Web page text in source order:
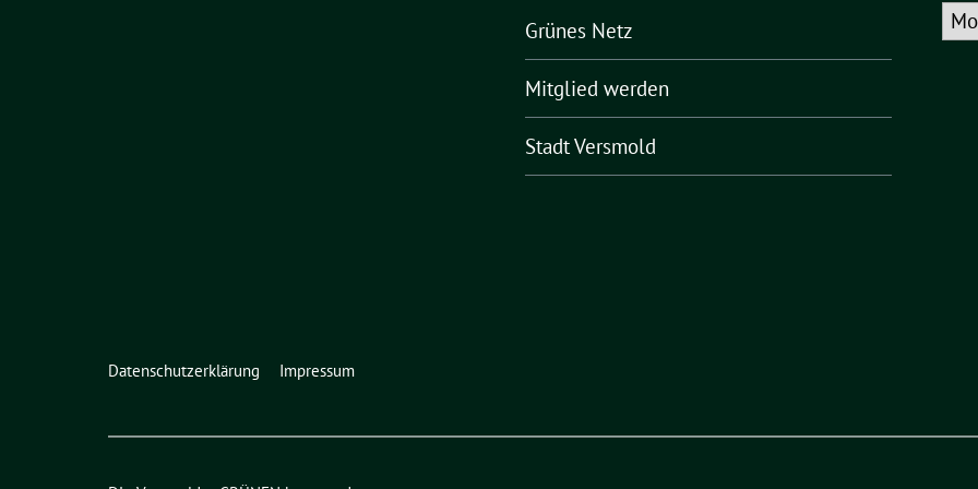
Grünes Netz
Mitglied werden
Stadt Versmold
Datenschutzerklärung Impressum